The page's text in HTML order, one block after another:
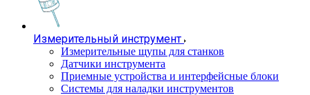
Измерительный инструмент
Измерительные щупы для станков
Датчики инструмента
Приемные устройства и интерфейсные блоки
Системы для наладки инструментов